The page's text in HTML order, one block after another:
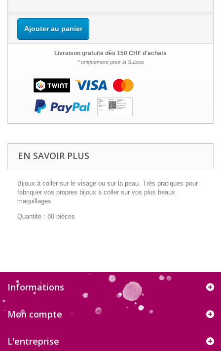
Ajouter au panier
Livraison gratuite dès 150 CHF d'achats
* uniquement pour la Suisse
EN SAVOIR PLUS
Bijoux à coller sur le visage ou sur la peau. Très pratiques pour
fabriquer vos propres bijoux à coller sur vos plus beaux
maquillages.
Quantité : 80 pièces
Informations
Mon compte
L'entreprise